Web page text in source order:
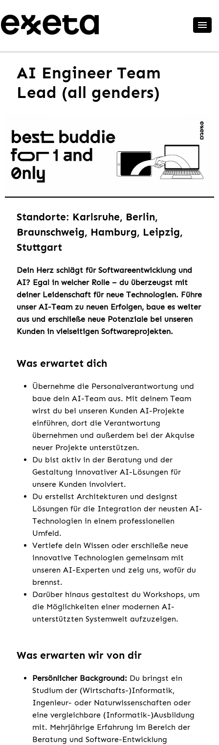
AI Engineer Team
Lead (all genders)
Standorte: Karlsruhe, Berlin,
Braunschweig, Hamburg, Leipzig,
Stuttgart
Dein Herz schlägt für Softwareentwicklung und
AI? Egal in welcher Rolle – du überzeugst mit
deiner Leidenschaft für neue Technologien. Führe
unser AI-Team zu neuen Erfolgen, baue es weiter
aus und erschließe neue Potenziale bei unseren
Kunden in vielseitigen Softwareprojekten.
Was erwartet dich
Übernehme die Personalverantwortung und
baue dein AI-Team aus. Mit deinem Team
wirst du bei unseren Kunden AI-Projekte
einführen, dort die Verantwortung
übernehmen und außerdem bei der Akquise
neuer Projekte unterstützen.
Du bist aktiv in der Beratung und der
Gestaltung innovativer AI-Lösungen für
unsere Kunden involviert.
Du erstellst Architekturen und designst
Lösungen für die Integration der neusten AI-
Technologien in einem professionellen
Umfeld.
Vertiefe dein Wissen oder erschließe neue
innovative Technologien gemeinsam mit
unseren AI-Experten und zeig uns, wofür du
brennst.
Darüber hinaus gestaltest du Workshops, um
die Möglichkeiten einer modernen AI-
unterstützten Systemwelt aufzuzeigen.
Was erwarten wir von dir
Persönlicher Background: Du bringst ein
Studium der (Wirtschafts-)Informatik,
Ingenieur- oder Naturwissenschaften oder
eine vergleichbare (Informatik-)Ausbildung
mit. Mehrjährige Erfahrung im Bereich der
Beratung und Software-Entwicklung